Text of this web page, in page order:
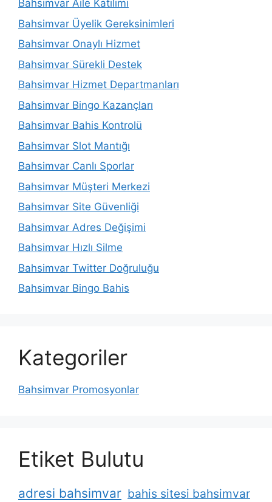
Bahsimvar Aile Katılımı
Bahsimvar Üyelik Gereksinimleri
Bahsimvar Onaylı Hizmet
Bahsimvar Sürekli Destek
Bahsimvar Hizmet Departmanları
Bahsimvar Bingo Kazançları
Bahsimvar Bahis Kontrolü
Bahsimvar Slot Mantığı
Bahsimvar Canlı Sporlar
Bahsimvar Müşteri Merkezi
Bahsimvar Site Güvenliği
Bahsimvar Adres Değişimi
Bahsimvar Hızlı Silme
Bahsimvar Twitter Doğruluğu
Bahsimvar Bingo Bahis
Kategoriler
Bahsimvar Promosyonlar
Etiket Bulutu
adresi bahsimvar bahis sitesi bahsimvar